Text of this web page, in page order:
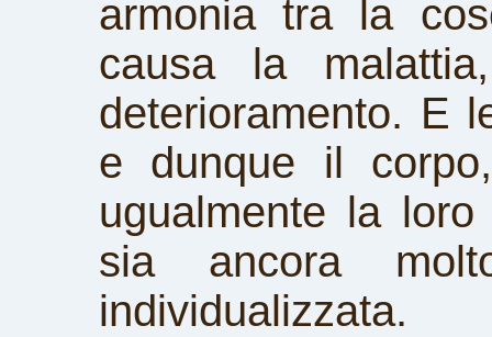
armonia tra la
causa la
deterioramento. E
e dunque il
ugualmente la
sia ancora
individualizzata.